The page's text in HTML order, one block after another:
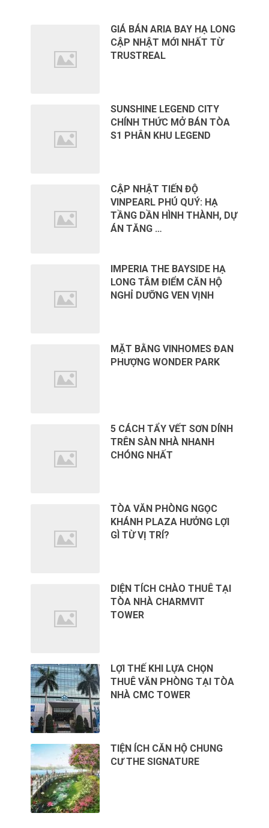
GIÁ BÁN ARIA BAY HẠ LONG
CẬP NHẬT MỚI NHẤT TỪ
TRUSTREAL
SUNSHINE LEGEND CITY
CHÍNH THỨC MỞ BÁN TÒA
S1 PHÂN KHU LEGEND
CẬP NHẬT TIẾN ĐỘ
VINPEARL PHÚ QUÝ: HẠ
TẦNG DẦN HÌNH THÀNH, DỰ
ÁN TĂNG …
IMPERIA THE BAYSIDE HẠ
LONG TÂM ĐIỂM CĂN HỘ
NGHỈ DƯỠNG VEN VỊNH
MẶT BẰNG VINHOMES ĐAN
PHƯỢNG WONDER PARK
5 CÁCH TẨY VẾT SƠN DÍNH
TRÊN SÀN NHÀ NHANH
CHÓNG NHẤT
TÒA VĂN PHÒNG NGỌC
KHÁNH PLAZA HƯỞNG LỢI
GÌ TỪ VỊ TRÍ?
DIỆN TÍCH CHÀO THUÊ TẠI
TÒA NHÀ CHARMVIT
TOWER
LỢI THẾ KHI LỰA CHỌN
THUÊ VĂN PHÒNG TẠI TÒA
NHÀ CMC TOWER
TIỆN ÍCH CĂN HỘ CHUNG
CƯ THE SIGNATURE